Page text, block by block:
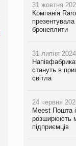
31 жовтня
Компанія
презентувала
бронеплити
31 липня 2024
стануть в
світла
24 червня
Meest Пошта
розширюють
підприємців